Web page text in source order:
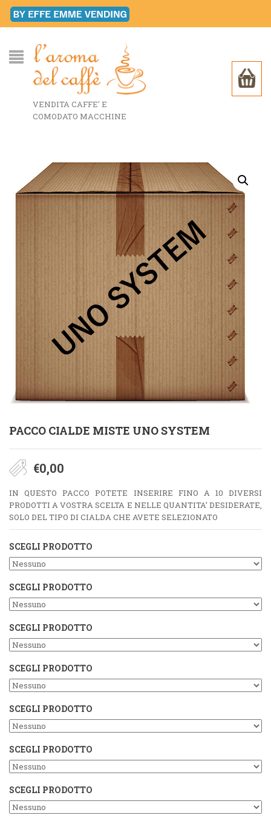
VENDITA CAFFE' E
COMODATO MACCHINE
PACCO CIALDE MISTE UNO SYSTEM
€0,00
IN QUESTO PACCO POTETE INSERIRE FINO A 10 DIVERSI
PRODOTTI A VOSTRA SCELTA E NELLE QUANTITA’ DESIDERATE,
SOLO DEL TIPO DI CIALDA CHE AVETE SELEZIONATO
SCEGLI PRODOTTO
SCEGLI PRODOTTO
SCEGLI PRODOTTO
SCEGLI PRODOTTO
SCEGLI PRODOTTO
SCEGLI PRODOTTO
SCEGLI PRODOTTO